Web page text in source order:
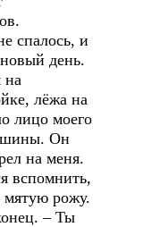
спалось, и
день.
на
лёжа на
лицо моего
Он
на меня.
вспомнить,
мятую рожу.
– Ты